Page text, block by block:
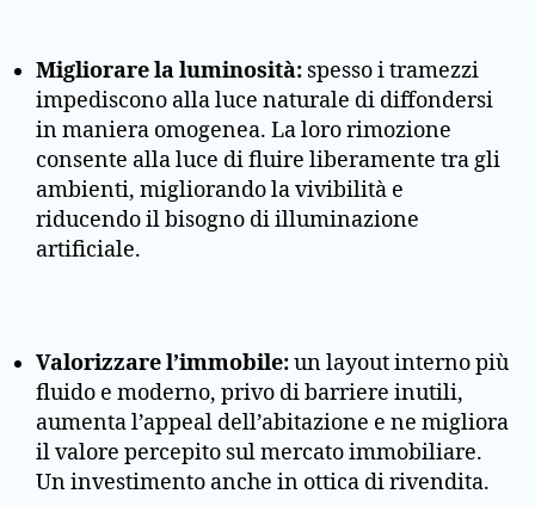
Migliorare la luminosità: spesso i tramezzi
impediscono alla luce naturale di diffondersi
in maniera omogenea. La loro rimozione
consente alla luce di fluire liberamente tra gli
ambienti, migliorando la vivibilità e
riducendo il bisogno di illuminazione
artificiale.
Valorizzare l’immobile:un layout interno più
fluido e moderno, privo di barriere inutili,
aumenta l’appeal dell’abitazione e ne migliora
il valore percepito sul mercato immobiliare.
Un investimento anche in ottica di rivendita.